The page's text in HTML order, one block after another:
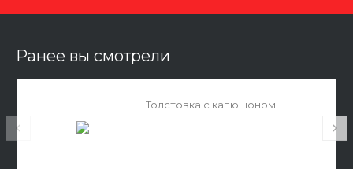
Ранее вы смотрели
Толстовка с капюшоном